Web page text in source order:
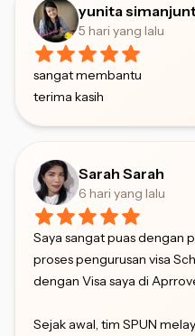
yunita
5 hari yang lalu
sangat membantu
terima kasih
Sarah Sarah
6 hari yang lalu
Saya sangat puas dengan
proses pengurusan visa
dengan Visa saya di
Sejak awal, tim SPUN